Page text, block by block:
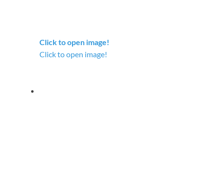
Click to open image!
Click to open image!